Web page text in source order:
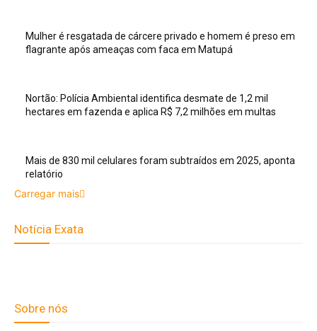
Mulher é resgatada de cárcere privado e homem é preso em
flagrante após ameaças com faca em Matupá
Nortão: Polícia Ambiental identifica desmate de 1,2 mil
hectares em fazenda e aplica R$ 7,2 milhões em multas
Mais de 830 mil celulares foram subtraídos em 2025, aponta
relatório
Carregar mais
Notícia Exata
Sobre nós